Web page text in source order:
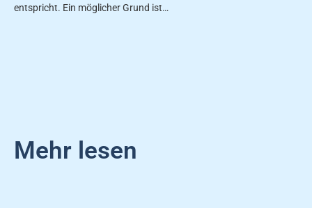
entspricht. Ein möglicher Grund ist…
Mehr lesen